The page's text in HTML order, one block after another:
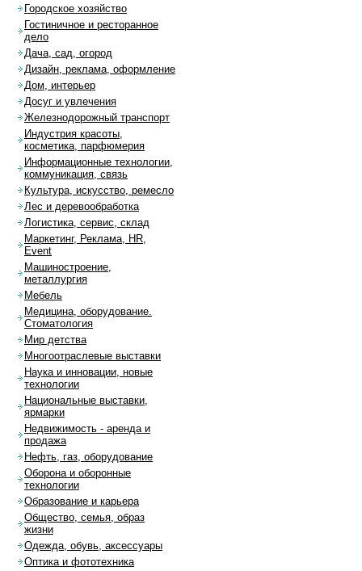
Городское хозяйство
Гостиничное и ресторанное
дело
Дача, сад, огород
Дизайн, реклама, оформление
Дом, интерьер
Досуг и увлечения
Железнодорожный транспорт
Индустрия красоты,
косметика, парфюмерия
Информационные технологии,
коммуникация, связь
Культура, искусство, ремесло
Лес и деревообработка
Логистика, сервис, склад
Маркетинг, Реклама, HR,
Event
Машиностроение,
металлургия
Мебель
Медицина, оборудование.
Стоматология
Мир детства
Многоотраслевые выставки
Наука и инновации, новые
технологии
Национальные выставки,
ярмарки
Недвижимость - аренда и
продажа
Нефть, газ, оборудование
Оборона и оборонные
технологии
Образование и карьера
Общество, семья, образ
жизни
Одежда, обувь, аксессуары
Оптика и фототехника